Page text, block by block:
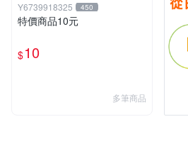
Y6739918325 450
特價商品10元
$10
多筆商品